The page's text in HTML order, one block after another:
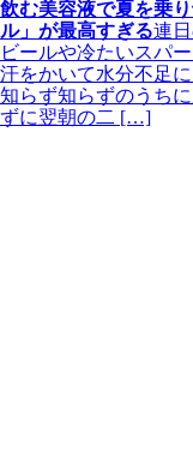
飲む美容液で夏を乗
ル」が最高すぎる連
ビールや冷たいスパ
汗をかいて水分不足
知らず知らずのうち
ずに翌朝の二 […]